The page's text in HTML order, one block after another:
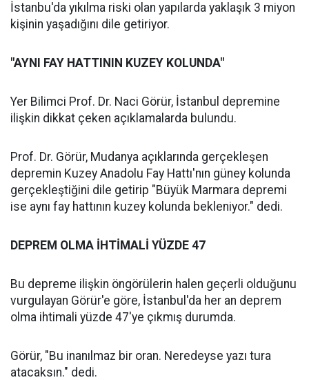
İstanbu'da yıkılma riski olan yapılarda yaklaşık 3 miyon
kişinin yaşadığını dile getiriyor.
"AYNI FAY HATTININ KUZEY KOLUNDA"
Yer Bilimci Prof. Dr. Naci Görür, İstanbul depremine
ilişkin dikkat çeken açıklamalarda bulundu.
Prof. Dr. Görür, Mudanya açıklarında gerçekleşen
depremin Kuzey Anadolu Fay Hattı'nın güney kolunda
gerçekleştiğini dile getirip "Büyük Marmara depremi
ise aynı fay hattının kuzey kolunda bekleniyor." dedi.
DEPREM OLMA İHTİMALİ YÜZDE 47
Bu depreme ilişkin öngörülerin halen geçerli olduğunu
vurgulayan Görür'e göre, İstanbul'da her an deprem
olma ihtimali yüzde 47'ye çıkmış durumda.
Görür, "Bu inanılmaz bir oran. Neredeyse yazı tura
atacaksın." dedi.